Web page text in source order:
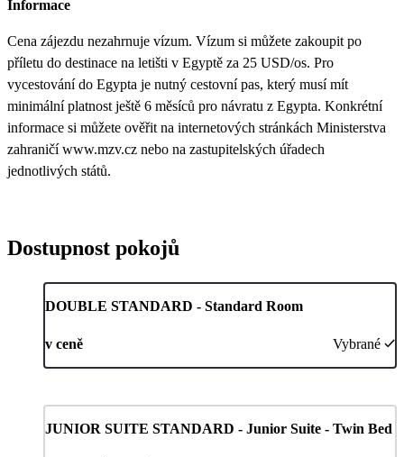
Informace
Cena zájezdu nezahrnuje vízum. Vízum si můžete zakoupit po
příletu do destinace na letišti v Egyptě za 25 USD/os. Pro
vycestování do Egypta je nutný cestovní pas, který musí mít
minimální platnost ještě 6 měsíců pro návratu z Egypta. Konkrétní
informace si můžete ověřit na internetových stránkách Ministerstva
zahraničí www.mzv.cz nebo na zastupitelských úřadech
jednotlivých států.
Dostupnost pokojů
DOUBLE STANDARD - Standard Room
v ceně Vybrané
JUNIOR SUITE STANDARD - Junior Suite - Twin Bed